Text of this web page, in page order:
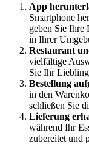
App
Smartphone
geben Sie Ihre
in Ihrer
Restaurant
vielfältige
Sie Ihr
Bestellung
in den
schließen Sie
Lieferung
während Ihr
zubereitet und